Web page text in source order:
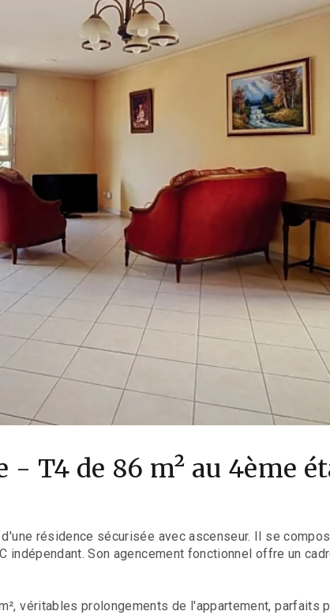
T4 de 86 m² au 4ème
résidence sécurisée avec ascenseur. Il se
Son agencement fonctionnel offre un
véritables prolongements de l'appartement, parfaits